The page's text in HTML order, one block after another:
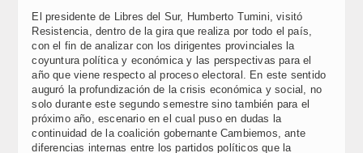
El presidente de Libres del Sur, Humberto Tumini, visitó
Resistencia, dentro de la gira que realiza por todo el país,
con el fin de analizar con los dirigentes provinciales la
coyuntura política y económica y las perspectivas para el
año que viene respecto al proceso electoral. En este sentido
auguró la profundización de la crisis económica y social, no
solo durante este segundo semestre sino también para el
próximo año, escenario en el cual puso en dudas la
continuidad de la coalición gobernante Cambiemos, ante
diferencias internas entre los partidos políticos que la